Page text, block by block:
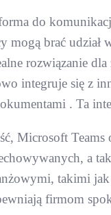
do
brać udział
rozwiązanie
integruje się z
. Ta
Microsoft
a
takimi
firmom